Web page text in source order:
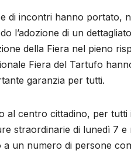
di incontri hanno portato,
l’adozione di un
della Fiera nel pieno
Fiera del Tartufo
garanzia per tutti.
al centro cittadino, per
straordinarie di lunedì 7 e
a un numero di persone